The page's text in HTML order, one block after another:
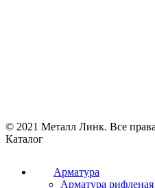
© 2021 Металл Линк. Все
Каталог
Арматура
Арматура рифленая